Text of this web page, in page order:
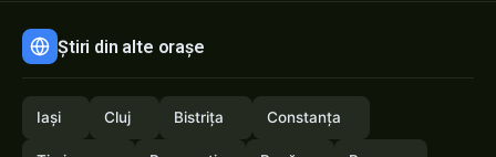
Știri din alte orașe
Iași Cluj Bistrița Constanța